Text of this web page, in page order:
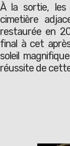
À la sortie,
cimetière
restaurée en
final à cet
soleil
réussite de